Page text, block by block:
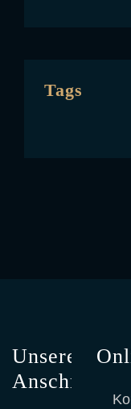
Tags
Unsere
Anschrift